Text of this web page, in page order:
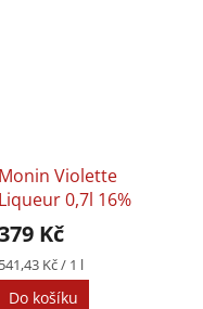
Monin Violette
Liqueur 0,7l 16%
Kč
Měrná
541,43 Kč / 1 l
Do košíku